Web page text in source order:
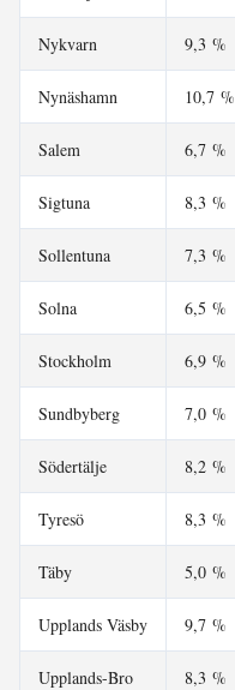
Nykvarn 9,3 %
Nynäshamn 10,7 %
Salem 6,7 %
Sigtuna 8,3 %
Sollentuna 7,3 %
Solna 6,5 %
Stockholm 6,9 %
Sundbyberg 7,0 %
Södertälje 8,2 %
Tyresö 8,3 %
Täby 5,0 %
Upplands Väsby 9,7 %
Upplands-Bro 8,3 %